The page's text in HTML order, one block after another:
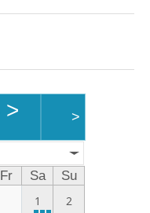
> >
Fr Sa
Su
1
2